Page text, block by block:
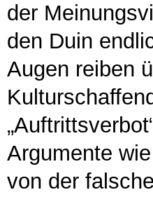
der
den Duin
Augen reiben
Argumente
von der